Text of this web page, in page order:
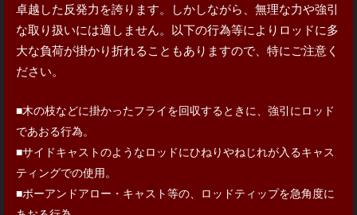
卓越した反発力を誇ります。しかしながら、無理な力や強引
な取り扱いには適しません。以下の行為等によりロッドに多
大な負荷が掛かり折れることもありますので、特にご注意く
ださい。
■木の枝などに掛かったフライを回収するときに、強引にロッド
であおる行為。
■サイドキャストのようなロッドにひねりやねじれが入るキャス
ティングでの使用。
■ボーアンドアロー・キャスト等の、ロッドティップを急角度に